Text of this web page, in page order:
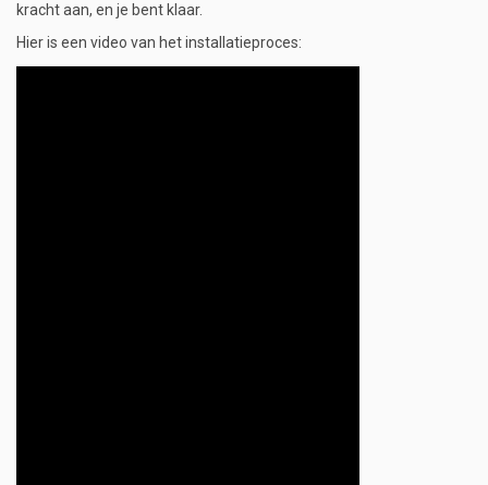
kracht aan, en je bent klaar.
Hier is een video van het installatieproces: